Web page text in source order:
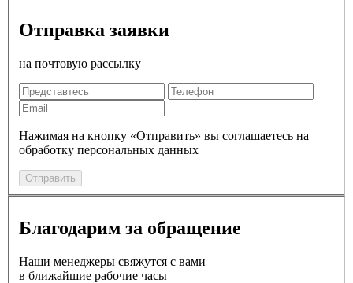
Отправка заявки
на почтовую рассылку
Нажимая на кнопку «Отправить» вы соглашаетесь на
обработку персональных данных
Отправить
Благодарим за обращение
Наши менеджеры свяжутся с вами
в ближайшие рабочие часы